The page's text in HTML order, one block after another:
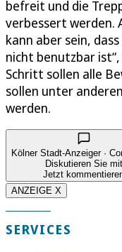
befreit und die
verbessert werden.
kann aber sein,
nicht benutzbar
Schritt sollen alle
sollen unter
werden.
Kölner Stadt-Anzeiger ·
Diskutieren Sie mit
Jetzt
ANZEIGE X
SERVICES